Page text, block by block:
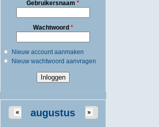
Gebruikersnaam*
Wachtwoord *
Nieuw account aanmaken
Nieuw wachtwoord aanvragen
augustus
« »